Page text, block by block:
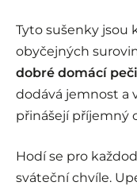
Tyto sušenky jsou
obyčejných
dobré domácí
dodává jemnost a
přinášejí příjemný
Hodí se pro
sváteční chvíle.